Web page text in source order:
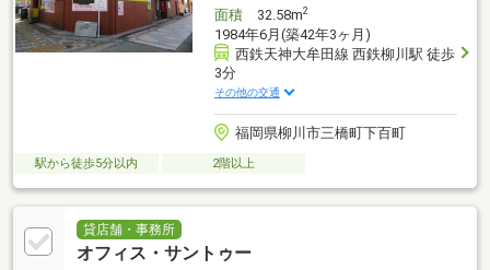
面積32.58m2
1984年6月(築42年3ヶ月)
西鉄天神大牟田線 西鉄柳川駅 徒歩
3分
その他の交通
福岡県柳川市三橋町下百町
駅から徒歩5分以内 2階以上
貸店舗・事務所
オフィス・サントゥー